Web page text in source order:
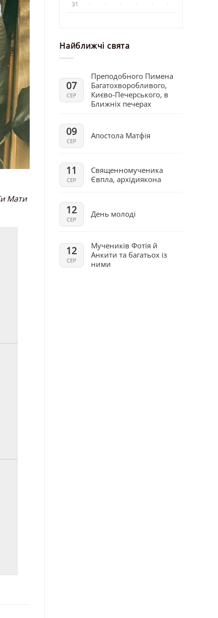
Мати
31
· · · · · ·
Найближчі свята
07
СЕР
Преподобного Пимена
Багатохворобливого,
Києво-Печерського, в
Ближніх печерах
09
СЕР
Апостола Матфія
11
СЕР
Священномученика
Євпла, архідиякона
12
СЕР
День молоді
12
СЕР
Мучеників Фотія й
Анкити та багатьох із
ними